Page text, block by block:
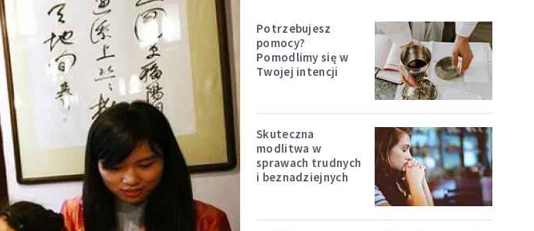
Potrzebujesz
pomocy?
Pomodlimy się w
Twojej intencji
Skuteczna
modlitwa w
sprawach trudnych
i beznadziejnych